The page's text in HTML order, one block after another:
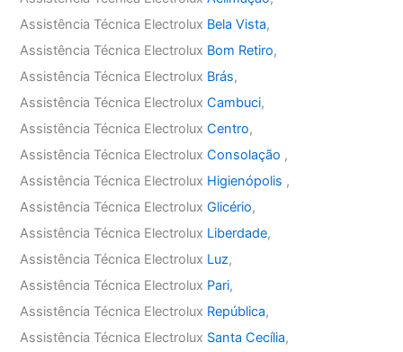
Assistência Técnica Electrolux Bela Vista,
Assistência Técnica Electrolux Bom Retiro,
Assistência Técnica Electrolux Brás,
Assistência Técnica ElectroluxCambuci,
Assistência Técnica ElectroluxCentro,
Assistência Técnica ElectroluxConsolação ,
Assistência Técnica Electrolux Higienópolis ,
Assistência Técnica ElectroluxGlicério,
Assistência Técnica Electrolux Liberdade,
Assistência Técnica Electrolux Luz,
Assistência Técnica Electrolux Pari,
Assistência Técnica Electrolux República,
Assistência Técnica Electrolux Santa Cecília,